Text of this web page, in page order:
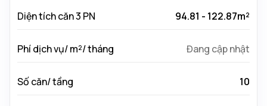
Diện tích căn 3 PN 94.81 - 122.87m²
Phí dịch vụ/ m²/ tháng Đang cập nhật
Số căn/ tầng 10